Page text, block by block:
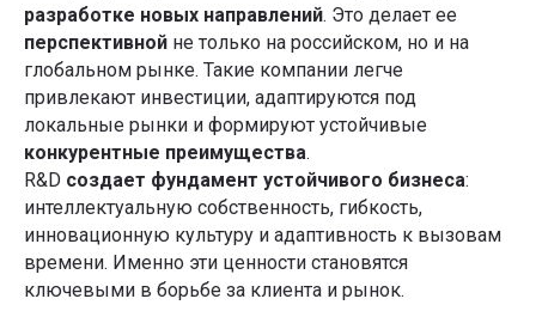
разработке новых направлений. Это делает ее
перспективной не только на российском, но и на
глобальном рынке. Такие компании легче
привлекают инвестиции, адаптируются под
локальные рынки и формируют устойчивые
конкурентные преимущества.
R&D создает фундамент устойчивого бизнеса:
интеллектуальную собственность, гибкость,
инновационную культуру и адаптивность к вызовам
времени. Именно эти ценности становятся
ключевыми в борьбе за клиента и рынок.